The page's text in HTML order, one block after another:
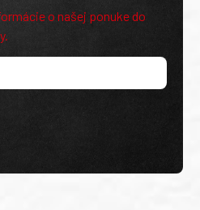
o našej ponuke do